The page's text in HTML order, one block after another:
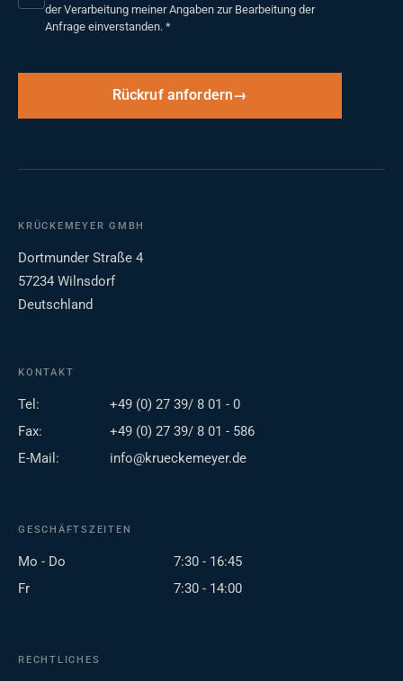
der Verarbeitung meiner Angaben zur Bearbeitung der
Anfrage einverstanden. *
Rückruf anfordern
KRÜCKEMEYER GMBH
Dortmunder Straße 4
57234 Wilnsdorf
Deutschland
KONTAKT
Tel:
+49 (0) 27 39/ 8 01 - 0
Fax:
+49 (0) 27 39/ 8 01 - 586
E-Mail:
info@krueckemeyer.de
GESCHÄFTSZEITEN
Mo - Do
7:30 - 16:45
Fr
7:30 - 14:00
RECHTLICHES